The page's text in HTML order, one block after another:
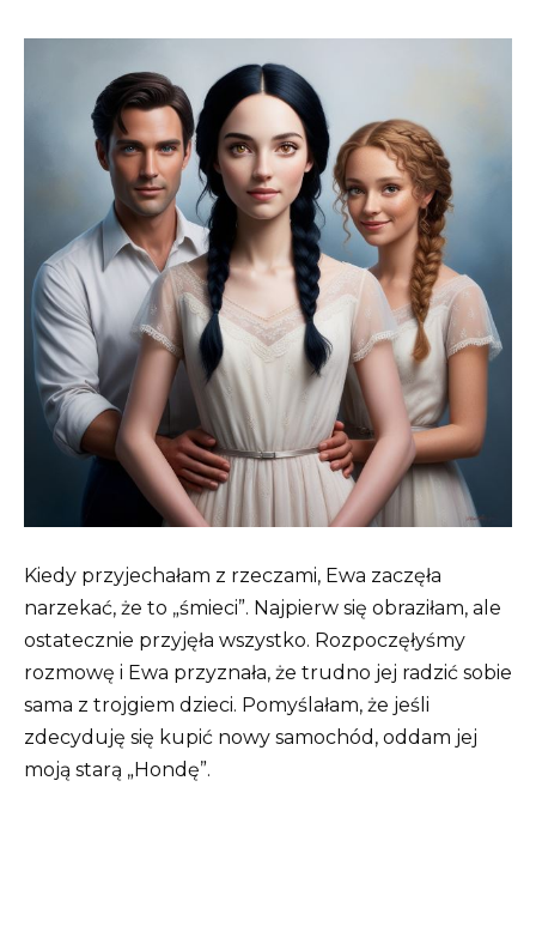
Kiedy przyjechałam z rzeczami, Ewa zaczęła
narzekać, że to „śmieci”. Najpierw się obraziłam, ale
ostatecznie przyjęła wszystko. Rozpoczęłyśmy
rozmowę i Ewa przyznała, że trudno jej radzić sobie
sama z trojgiem dzieci. Pomyślałam, że jeśli
zdecyduję się kupić nowy samochód, oddam jej
moją starą „Hondę”.